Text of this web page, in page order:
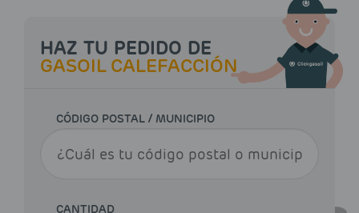
HAZ TU PEDIDO DE
GASOIL CALEFACCIÓN
CÓDIGO POSTAL / MUNICIPIO
CANTIDAD